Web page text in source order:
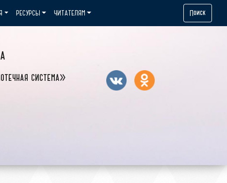
система»
РЕСУРСЫ ЧИТАТЕЛЯМ Поиск